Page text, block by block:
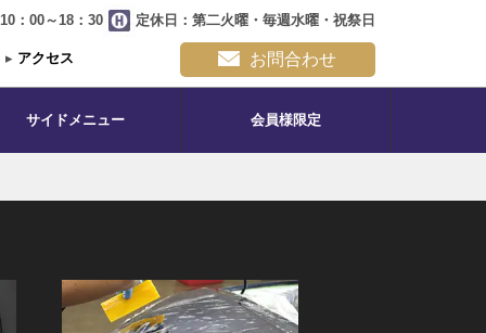
：00～18：30 定休日：第二火曜・毎週水曜・祝祭日
▸ アクセス お問合わせ
サイドメニュー 会員様限定